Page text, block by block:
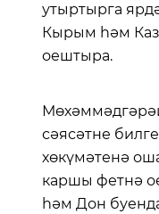
утыртырга
Кырым һәм
оештыра.
сәясәтне
хөкүмәтенә
каршы фетнә
һәм Дон